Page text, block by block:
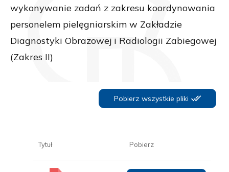
wykonywanie zadań z zakresu koordynowania
personelem pielęgniarskim w Zakładzie
Diagnostyki Obrazowej i Radiologii Zabiegowej
(Zakres II)
Pobierz wszystkie pliki
Tytuł Pobierz